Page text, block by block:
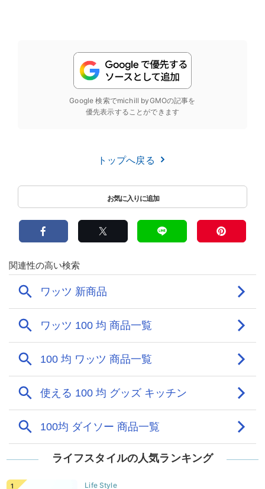
Google 検索でmichill byGMOの記事を
優先表示することができます
トップへ戻る
ライフスタイルの人気ランキング